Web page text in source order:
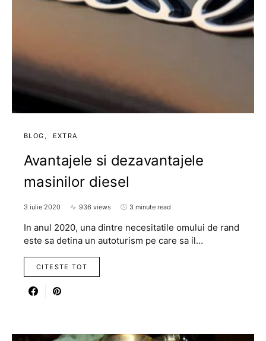
BLOG EXTRA
Avantajele si dezavantajele
masinilor diesel
3 iulie 2020 936 views 3 minute read
In anul 2020, una dintre necesitatile omului de rand
este sa detina un autoturism pe care sa il…
CITESTE TOT